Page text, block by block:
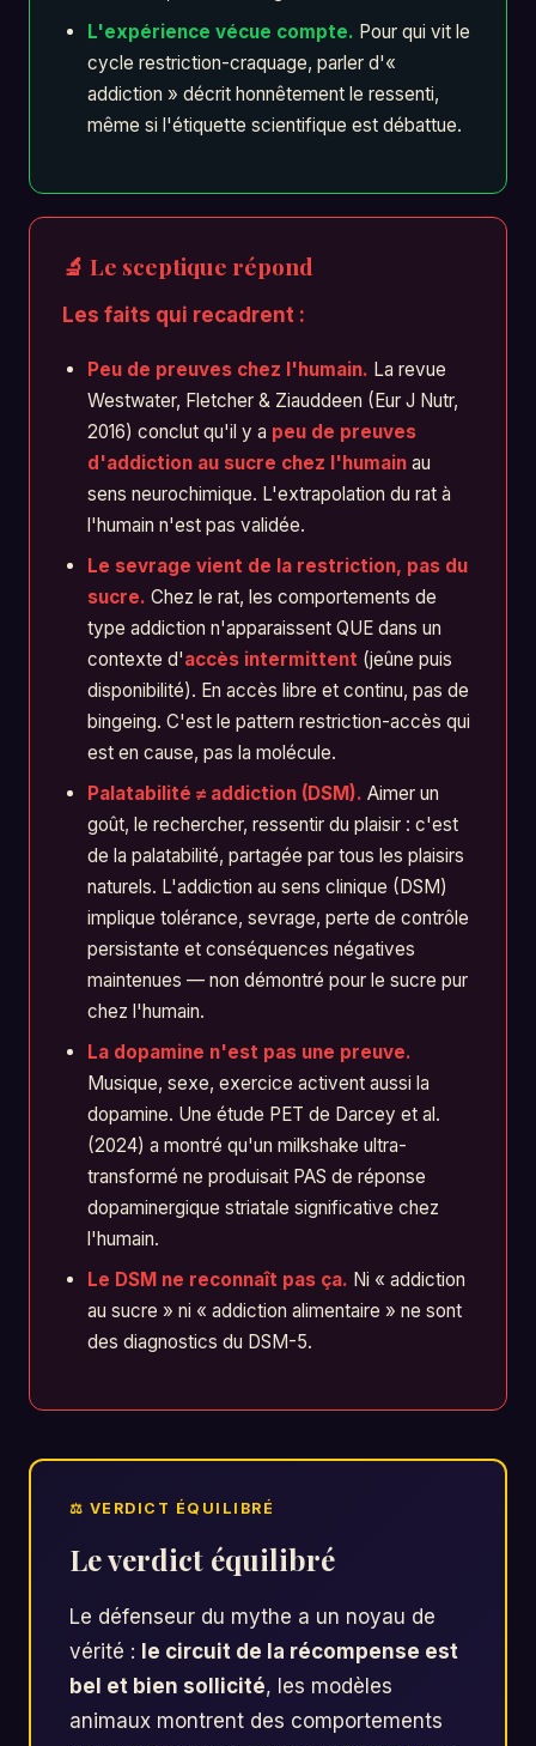
L'expérience vécue compte. Pour qui vit le
cycle restriction-craquage, parler d'«
addiction » décrit honnêtement le ressenti,
même si l'étiquette scientifique est débattue.
🔬 Le sceptique répond
Les faits qui recadrent :
Peu de preuves chez l'humain. La revue
Westwater, Fletcher & Ziauddeen (Eur J Nutr,
2016) conclut qu'il y a peu de preuves
d'addiction au sucre chez l'humainau
sens neurochimique. L'extrapolation du rat à
l'humain n'est pas validée.
Le sevrage vient de la restriction, pas du
sucre. Chez le rat, les comportements de
type addiction n'apparaissent QUE dans un
contexte d'accès intermittent(jeûne puis
disponibilité). En accès libre et continu, pas de
bingeing. C'est le pattern restriction-accès qui
est en cause, pas la molécule.
Palatabilité ≠ addiction (DSM). Aimer un
goût, le rechercher, ressentir du plaisir : c'est
de la palatabilité, partagée par tous les plaisirs
naturels. L'addiction au sens clinique (DSM)
implique tolérance, sevrage, perte de contrôle
persistante et conséquences négatives
maintenues — non démontré pour le sucre pur
chez l'humain.
La dopamine n'est pas une preuve.
Musique, sexe, exercice activent aussi la
dopamine. Une étude PET de Darcey et al.
(2024) a montré qu'un milkshake ultra-
transformé ne produisait PAS de réponse
dopaminergique striatale significative chez
l'humain.
Le DSM ne reconnaît pas ça. Ni « addiction
au sucre » ni « addiction alimentaire » ne sont
des diagnostics du DSM-5.
Le verdict équilibré
Le défenseur du mythe a un noyau de
vérité : le circuit de la récompense est
bel et bien sollicité, les modèles
animaux montrent des comportements